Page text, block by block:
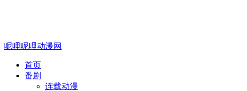
呢哩呢哩动漫网
首页
番剧
连载动漫